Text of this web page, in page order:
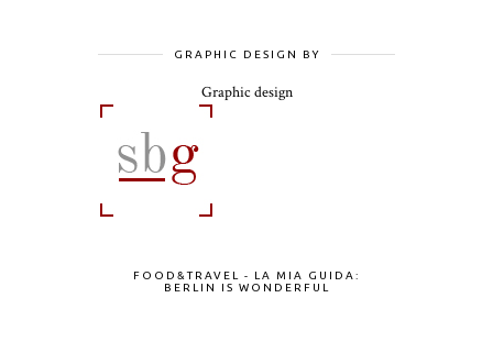
GRAPHIC DESIGN BY
Graphic design
FOOD&TRAVEL - LA MIA GUIDA:
BERLIN IS WONDERFUL